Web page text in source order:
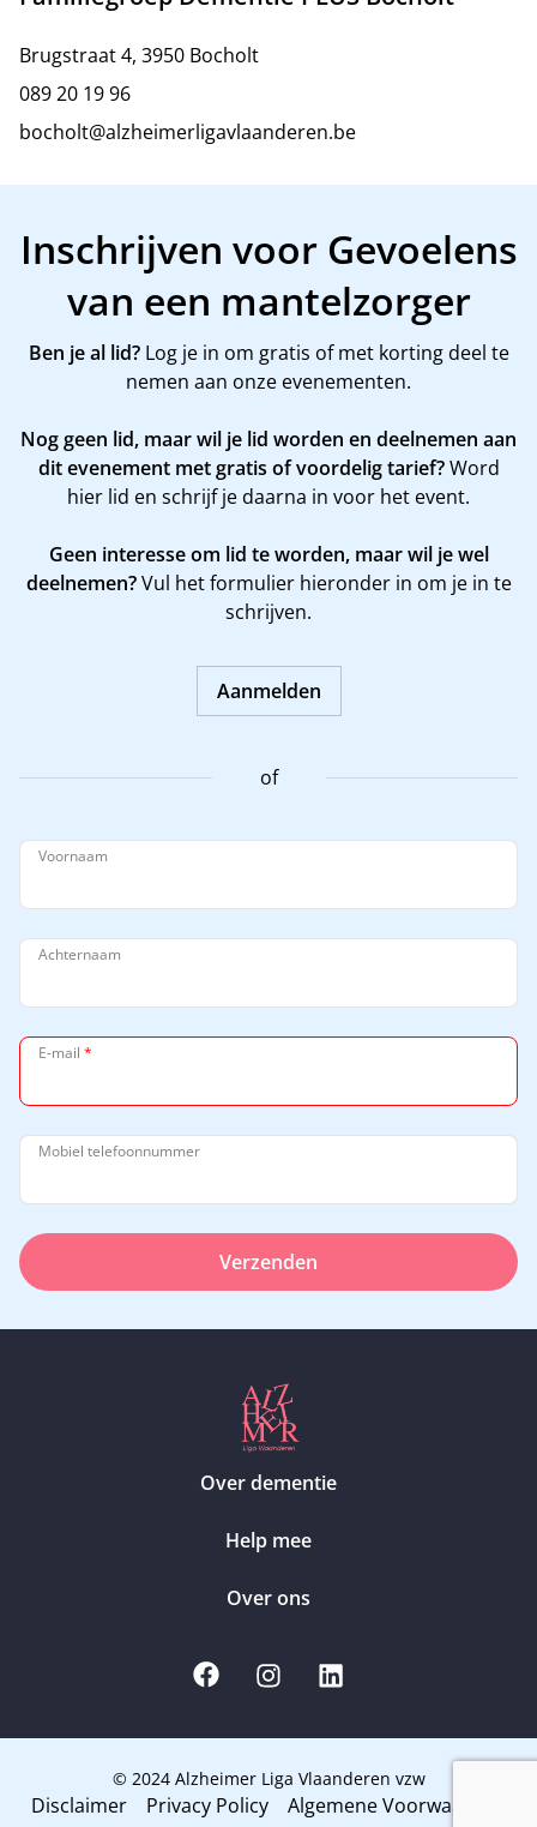
Brugstraat 4, 3950 Bocholt
089 20 19 96
bocholt@alzheimerligavlaanderen.be
Inschrijven voor Gevoelens
van een mantelzorger
Ben je al lid?Log je in om gratis of met korting deel te
nemen aan onze evenementen.
Nog geen lid, maar wil je lid worden en deelnemen aan
dit evenement met gratis of voordelig tarief?Word
hier lid en schrijf je daarna in voor het event.
Geen interesse om lid te worden, maar wil je wel
deelnemen?Vul het formulier hieronder in om je in te
schrijven.
Aanmelden
of
Voornaam
Achternaam
E-mail *
Mobiel telefoonnummer
Verzenden
Over dementie
Help mee
Over ons
© 2024 Alzheimer Liga Vlaanderen vzw
Disclaimer Privacy Policy Algemene Voorwaarden